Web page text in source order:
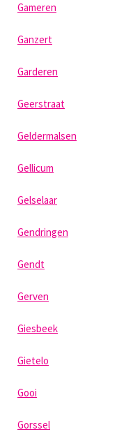
Gameren
Ganzert
Garderen
Geerstraat
Geldermalsen
Gellicum
Gelselaar
Gendringen
Gendt
Gerven
Giesbeek
Gietelo
Gooi
Gorssel